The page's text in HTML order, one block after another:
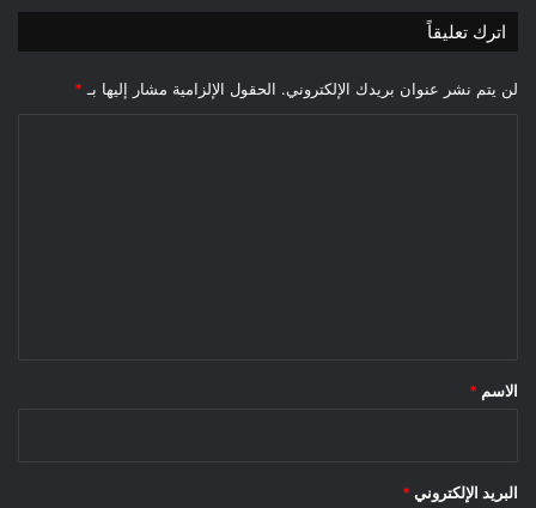
اترك تعليقاً
لن يتم نشر عنوان بريدك الإلكتروني. الحقول الإلزامية مشار إليها بـ *
*
الاسم *
البريد الإلكتروني *